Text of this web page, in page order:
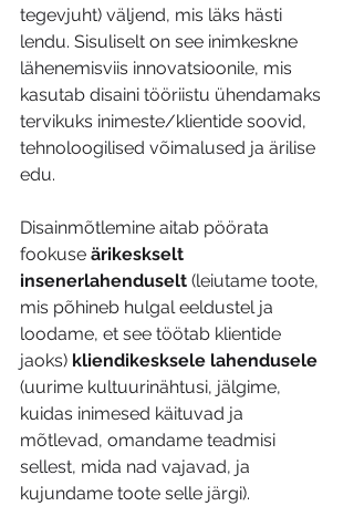
tegevjuht) väljend, mis läks hästi
lendu. Sisuliselt on see inimkeskne
lähenemisviis innovatsioonile, mis
kasutab disaini tööriistu ühendamaks
tervikuks inimeste/klientide soovid,
tehnoloogilised võimalused ja ärilise
edu.
Disainmõtlemine aitab pöörata
fookuse ärikeskselt
insenerlahenduselt (leiutame toote,
mis põhineb hulgal eeldustel ja
loodame, et see töötab klientide
jaoks) kliendikesksele lahendusele
(uurime kultuurinähtusi, jälgime,
kuidas inimesed käituvad ja
mõtlevad, omandame teadmisi
sellest, mida nad vajavad, ja
kujundame toote selle järgi).